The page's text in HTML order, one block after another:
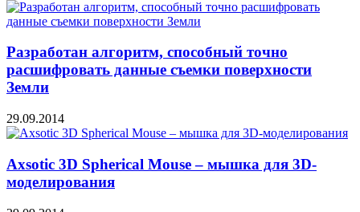
Разработан алгоритм, способный точно
расшифровать данные съемки поверхности
Земли
29.09.2014
Axsotic 3D Spherical Mouse – мышка для 3D-
моделирования